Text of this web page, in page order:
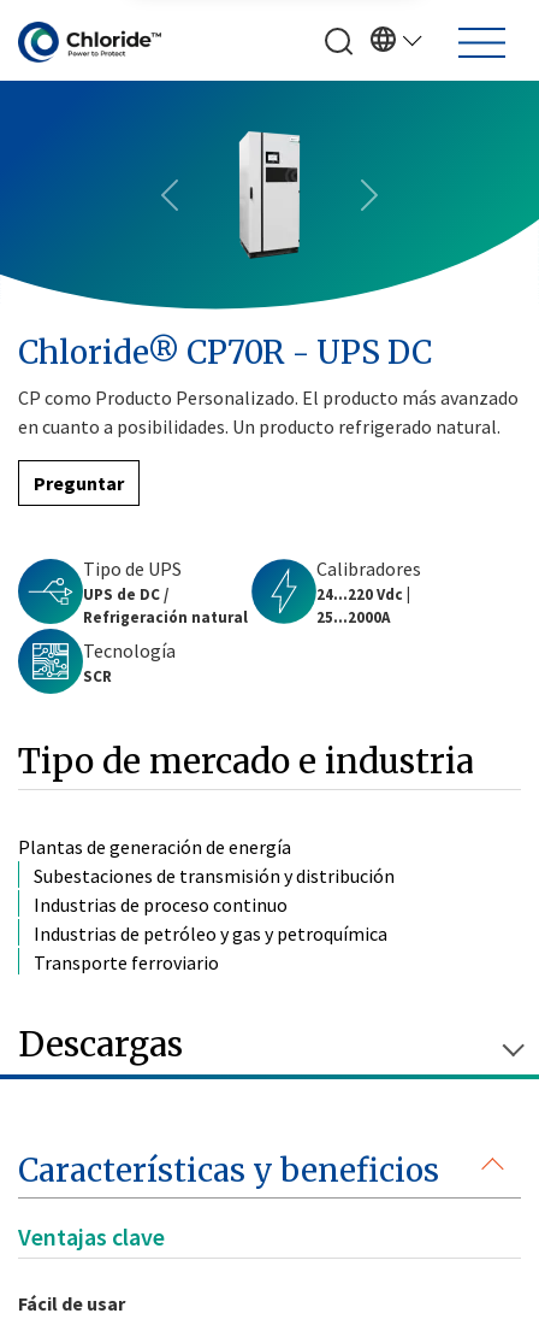
Previous Next
Chloride® CP70R - UPS DC
CP como Producto Personalizado. El producto más avanzado
en cuanto a posibilidades. Un producto refrigerado natural.
Preguntar
Tipo de UPS
UPS de DC /
Refrigeración natural
Calibradores
24...220 Vdc |
25...2000A
Tecnología
SCR
Tipo de mercado e industria
Plantas de generación de energía
Subestaciones de transmisión y distribución
Industrias de proceso continuo
Industrias de petróleo y gas y petroquímica
Transporte ferroviario
Descargas
Características y beneficios
Ventajas clave
Fácil de usar